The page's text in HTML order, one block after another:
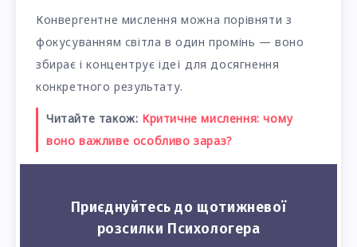
Конвергентне мислення можна порівняти з
фокусуванням світла в один промінь — воно
збирає і концентрує ідеї для досягнення
конкретного результату.
Читайте також: Критичне мислення: чому
воно важливе особливо зараз?
Приєднуйтесь до щотижневої
розсилки Психологера